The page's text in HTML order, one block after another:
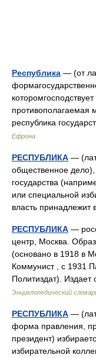
Республика — (от
противополагаемая
республика
Ефрона
РЕСПУБЛИКА —
общественное
государства
или специальной
власть
РЕСПУБЛИКА —
центр, Москва.
(основано в 1918 в
Коммунист , с 1931
Политиздат).
Энциклопедический
РЕСПУБЛИКА —
форма правления,
президент)
избирательной